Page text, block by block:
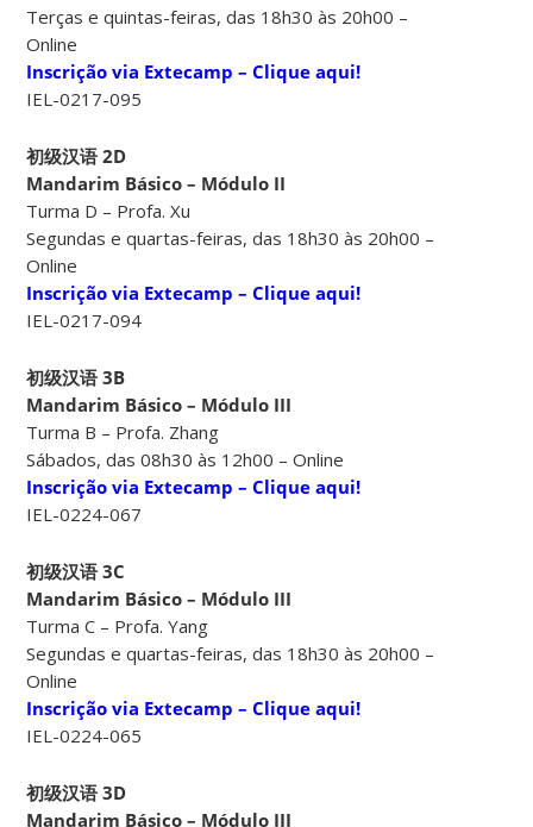
Terças e quintas-feiras, das 18h30 às 20h00 –
Online
Inscrição via Extecamp – Clique aqui!
IEL-0217-095
初级汉语 2D
Mandarim Básico – Módulo II
Turma D – Profa. Xu
Segundas e quartas-feiras, das 18h30 às 20h00 –
Online
Inscrição via Extecamp – Clique aqui!
IEL-0217-094
初级汉语 3B
Mandarim Básico – Módulo III
Turma B – Profa. Zhang
Sábados, das 08h30 às 12h00 – Online
Inscrição via Extecamp – Clique aqui!
IEL-0224-067
初级汉语 3C
Mandarim Básico – Módulo III
Turma C – Profa. Yang
Segundas e quartas-feiras, das 18h30 às 20h00 –
Online
Inscrição via Extecamp – Clique aqui!
IEL-0224-065
初级汉语 3D
Mandarim Básico – Módulo III